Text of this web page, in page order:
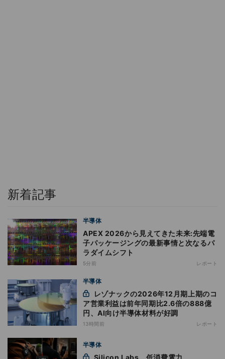
新着記事
半導体
APEX 2026から見えてきた未来:先端電
子パッケージングの最新事情と次なるパ
ラダイムシフト
5分前 レポート
半導体
ア営業利益は前年同期比2.6倍の888億
円、AI向け半導体材料が好調
13時間前 レポート
半導体